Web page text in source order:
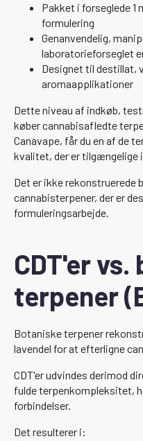
Pakket i forseglede
formulering
Genanvendelig,
laboratorieforseglet
Designet til destillat,
aromaapplikationer
Dette niveau af indkøb,
køber cannabisafledte
Canavape, får du en af de
kvalitet, der er tilgængelige
Det er ikke rekonstruerede
cannabisterpener, der er
formuleringsarbejde.
CDT'er
terpener
Botaniske terpener
lavendel for at efterligne
CDT'er udvindes derimod
fulde terpenkompleksitet,
forbindelser.
Det resulterer i: